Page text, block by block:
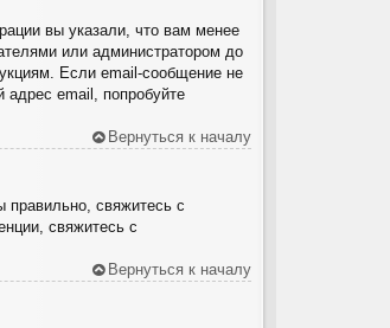
вы указали, что вам менее
или администратором до
Если email-сообщение не
email, попробуйте
Вернуться к началу
правильно, свяжитесь с
свяжитесь с
Вернуться к началу